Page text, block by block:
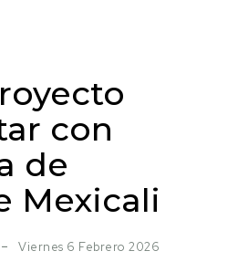
con
de
Mexicali
Viernes 6 Febrero 2026